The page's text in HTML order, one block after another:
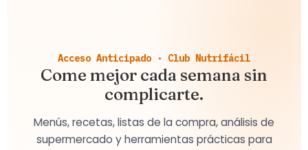
Acceso Anticipado · Club Nutrifácil
Come mejor cada semana sin
complicarte.
Menús, recetas, listas de la compra, análisis de
supermercado y herramientas prácticas para